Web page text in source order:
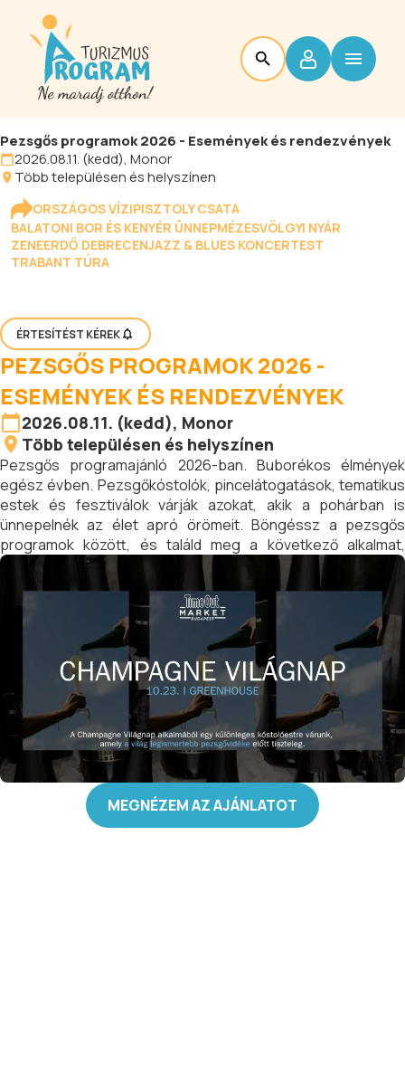
Pezsgős programok 2026 - Események és rendezvények
2026.08.11. (kedd), Monor
Több településen és helyszínen
ORSZÁGOS VÍZIPISZTOLY CSATA
BALATONI BOR ÉS KENYÉR ÜNNEPMÉZESVÖLGYI NYÁR
ZENEERDŐ DEBRECENJAZZ & BLUES KONCERTEST
TRABANT TÚRA
ÉRTESÍTÉST KÉREK
PEZSGŐS PROGRAMOK 2026 -
ESEMÉNYEK ÉS RENDEZVÉNYEK
2026.08.11. (kedd), Monor
Több településen és helyszínen
Pezsgős programajánló 2026-ban. Buborékos élmények
egész évben. Pezsgőkóstolók, pincelátogatások, tematikus
estek és fesztiválok várják azokat, akik a pohárban is
ünnepelnék az élet apró örömeit. Böngéssz a pezsgős
programok között, és találd meg a következő alkalmat,
amikor koccinthatsz egy igazán különleges élményre!
MEGNÉZEM AZ AJÁNLATOT